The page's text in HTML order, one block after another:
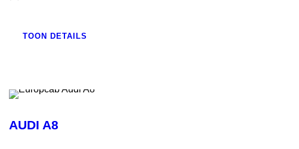
TOON DETAILS
AUDI A8